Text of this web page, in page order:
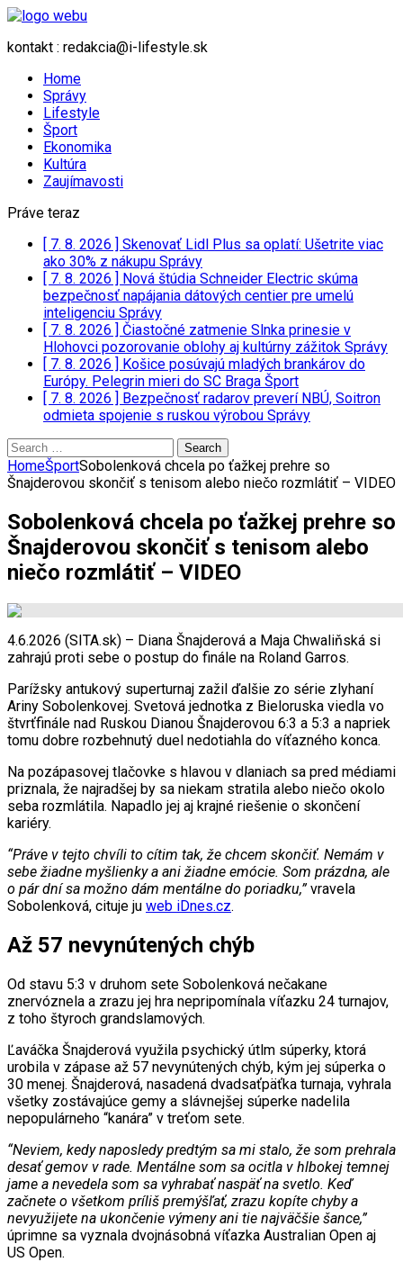
kontakt : redakcia@i-lifestyle.sk
Home
Správy
Lifestyle
Šport
Ekonomika
Kultúra
Zaujímavosti
Práve teraz
[ 7. 8. 2026 ] Skenovať Lidl Plus sa oplatí: Ušetrite viac
ako 30% z nákupu Správy
[ 7. 8. 2026 ] Nová štúdia Schneider Electric skúma
bezpečnosť napájania dátových centier pre umelú
inteligenciu Správy
[ 7. 8. 2026 ] Čiastočné zatmenie Slnka prinesie v
Hlohovci pozorovanie oblohy aj kultúrny zážitok Správy
[ 7. 8. 2026 ] Košice posúvajú mladých brankárov do
Európy. Pelegrin mieri do SC Braga Šport
[ 7. 8. 2026 ] Bezpečnosť radarov preverí NBÚ, Soitron
odmieta spojenie s ruskou výrobou Správy
Search
for:
HomeŠportSobolenková chcela po ťažkej prehre so
Šnajderovou skončiť s tenisom alebo niečo rozmlátiť – VIDEO
Sobolenková chcela po ťažkej prehre so
Šnajderovou skončiť s tenisom alebo
niečo rozmlátiť – VIDEO
4.6.2026 (SITA.sk) – Diana Šnajderová a Maja Chwaliňská si
zahrajú proti sebe o postup do finále na Roland Garros.
Parížsky antukový superturnaj zažil ďalšie zo série zlyhaní
Ariny Sobolenkovej. Svetová jednotka z Bieloruska viedla vo
štvrťfinále nad Ruskou Dianou Šnajderovou 6:3 a 5:3 a napriek
tomu dobre rozbehnutý duel nedotiahla do víťazného konca.
Na pozápasovej tlačovke s hlavou v dlaniach sa pred médiami
priznala, že najradšej by sa niekam stratila alebo niečo okolo
seba rozmlátila. Napadlo jej aj krajné riešenie o skončení
kariéry.
“Práve v tejto chvíli to cítim tak, že chcem skončiť. Nemám v
sebe žiadne myšlienky a ani žiadne emócie. Som prázdna, ale
o pár dní sa možno dám mentálne do poriadku,”vravela
Sobolenková, cituje ju web iDnes.cz.
Až 57 nevynútených chýb
Od stavu 5:3 v druhom sete Sobolenková nečakane
znervóznela a zrazu jej hra nepripomínala víťazku 24 turnajov,
z toho štyroch grandslamových.
Ľaváčka Šnajderová využila psychický útlm súperky, ktorá
urobila v zápase až 57 nevynútených chýb, kým jej súperka o
30 menej. Šnajderová, nasadená dvadsaťpäťka turnaja, vyhrala
všetky zostávajúce gemy a slávnejšej súperke nadelila
nepopulárneho “kanára” v treťom sete.
“Neviem, kedy naposledy predtým sa mi stalo, že som prehrala
desať gemov v rade. Mentálne som sa ocitla v hlbokej temnej
jame a nevedela som sa vyhrabať naspäť na svetlo. Keď
začnete o všetkom príliš premýšľať, zrazu kopíte chyby a
nevyužijete na ukončenie výmeny ani tie najväčšie šance,”
úprimne sa vyznala dvojnásobná víťazka Australian Open aj
US Open.